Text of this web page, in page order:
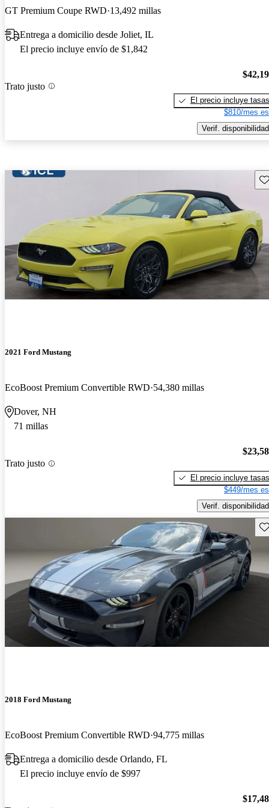
GT Premium Coupe RWD 13,492 millas
Entrega a domicilio desde Joliet, IL
El precio incluye envío de $1,842
Trato justo
El precio incluye tasas
$810/mes
Verif. disponibilidad
2021 Ford Mustang
EcoBoost Premium Convertible RWD 54,380 millas
Dover, NH
71 millas
Trato justo
El precio incluye tasas
$449/mes
Verif. disponibilidad
2018 Ford Mustang
EcoBoost Premium Convertible RWD 94,775 millas
Entrega a domicilio desde Orlando, FL
El precio incluye envío de $997